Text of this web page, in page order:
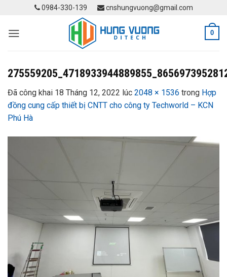
content
0984-330-139 cnshungvuong@gmail.com
0
Đã công khai 18 Tháng 12, 2022 lúc 2048 × 1536 trong Hợp
đồng cung cấp thiết bị CNTT cho công ty Techworld – KCN
Phú Hà